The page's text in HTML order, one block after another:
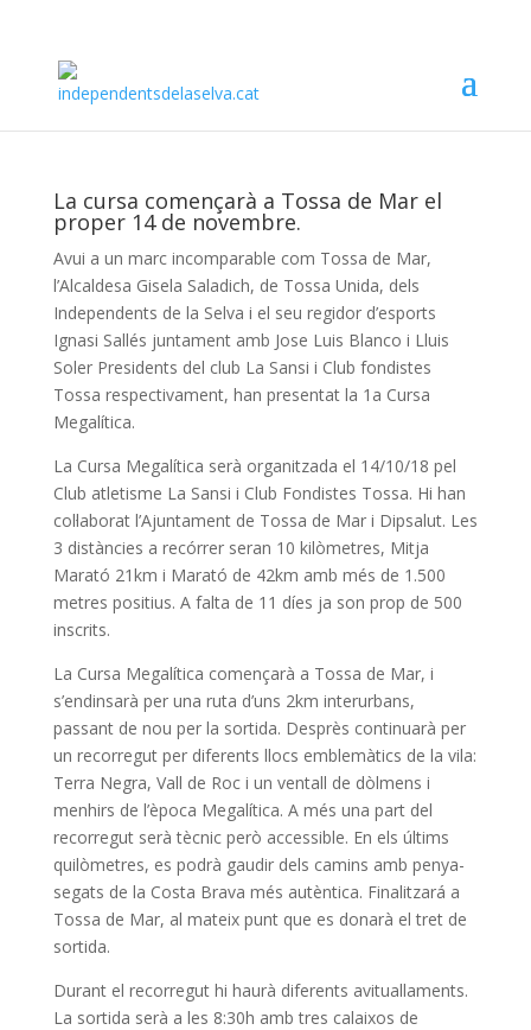
La cursa començarà a Tossa de Mar el
proper 14 de novembre.
Avui a un marc incomparable com Tossa de Mar,
l’Alcaldesa Gisela Saladich, de Tossa Unida, dels
Independents de la Selva i el seu regidor d’esports
Ignasi Sallés juntament amb Jose Luis Blanco i Lluis
Soler Presidents del club La Sansi i Club fondistes
Tossa respectivament, han presentat la 1a Cursa
Megalítica.
La Cursa Megalítica serà organitzada el 14/10/18 pel
Club atletisme La Sansi i Club Fondistes Tossa. Hi han
col·laborat l’Ajuntament de Tossa de Mar i Dipsalut. Les
3 distàncies a recórrer seran 10 kilòmetres, Mitja
Marató 21km i Marató de 42km amb més de 1.500
metres positius. A falta de 11 díes ja son prop de 500
inscrits.
La Cursa Megalítica començarà a Tossa de Mar, i
s’endinsarà per una ruta d’uns 2km interurbans,
passant de nou per la sortida. Desprès continuarà per
un recorregut per diferents llocs emblemàtics de la vila:
Terra Negra, Vall de Roc i un ventall de dòlmens i
menhirs de l’època Megalítica. A més una part del
recorregut serà tècnic però accessible. En els últims
quilòmetres, es podrà gaudir dels camins amb penya-
segats de la Costa Brava més autèntica. Finalitzará a
Tossa de Mar, al mateix punt que es donarà el tret de
sortida.
Durant el recorregut hi haurà diferents avituallaments.
La sortida serà a les 8:30h amb tres calaixos de